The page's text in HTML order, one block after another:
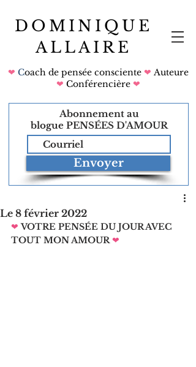
DOMINIQUE
ALLAIRE
❤ Coach de pensée consciente ❤ Auteure
❤ Conférencière ❤
Abonnement au
blogue PENSÉES D'AMOUR
Envoyer
Le 8 février 2022
❤ VOTRE PENSÉE DU JOUR AVEC
TOUT MON AMOUR ❤